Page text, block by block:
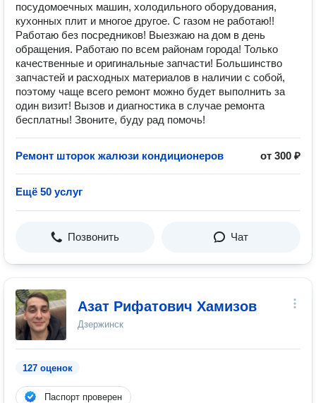
посудомоечных машин, холодильного оборудования,
кухонных плит и многое другое. С газом не работаю!!
Работаю без посредников! Выезжаю на дом в день
обращения. Работаю по всем районам города! Только
качественные и оригинальные запчасти! Большинство
запчастей и расходных материалов в наличии с собой,
поэтому чаще всего ремонт можно будет выполнить за
один визит! Вызов и диагностика в случае ремонта
бесплатны! Звоните, буду рад помочь!
Ремонт шторок жалюзи кондиционеров от 300 ₽
Ещё 50 услуг
Позвонить Чат
Азат Рифатович Хамизов
Дзержинск
127 оценок
Паспорт проверен